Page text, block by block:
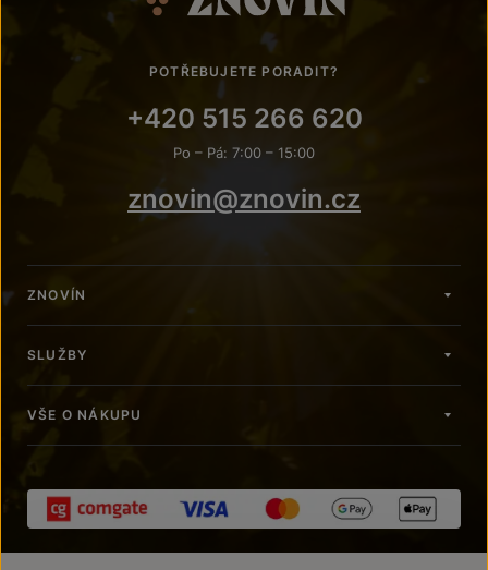
POTŘEBUJETE PORADIT?
+420 515 266 620
Po – Pá: 7:00 – 15:00
znovin@znovin.cz
ZNOVÍN
SLUŽBY
VŠE O NÁKUPU